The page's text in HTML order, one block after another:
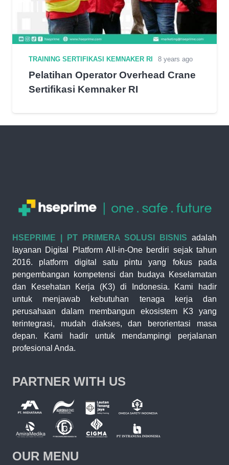
TRAINING SERTIFIKASI KEMNAKER RI 8 years ago
Pelatihan Operator Overhead Crane
Sertifikasi Kemnaker RI
HSEPRIME | PT PRIMERA SOLUSI BISNIS adalah
layanan Digital Platform All-in-One berdiri sejak tahun
2016. platform digital satu pintu yang fokus pada
pengembangan kompetensi dan budaya Keselamatan
dan Kesehatan Kerja (K3) di Indonesia. Kami hadir
untuk menjawab kebutuhan tenaga kerja dan
perusahaan dalam membangun ekosistem K3 yang
terintegrasi, mudah diakses, dan berorientasi masa
depan. Kami hadir untuk mendampingi perjalanan
profesional Anda.
PARTNER WITH US
OUR MENU